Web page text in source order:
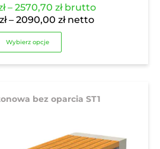
– 2570,70 złZakres
cen:
2570,70 zł
brutto
zł – 2090,00 złZakres
do
netto
Wybierz opcje
bez oparcia ST1